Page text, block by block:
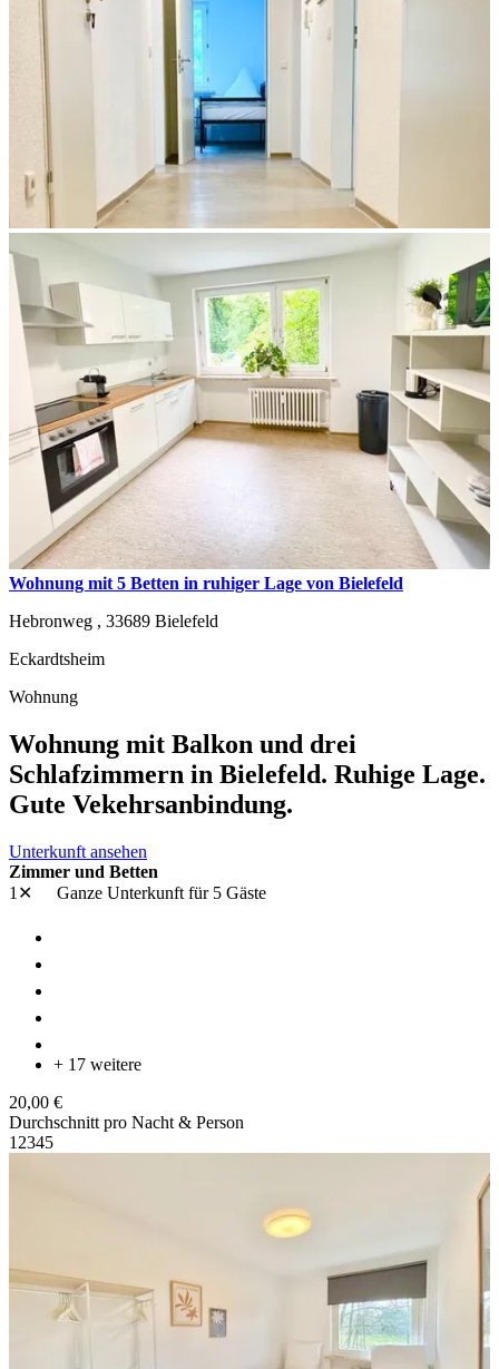
Wohnung mit 5 Betten in ruhiger Lage von Bielefeld
Hebronweg , 33689 Bielefeld
Eckardtsheim
Wohnung
Wohnung mit Balkon und drei
Schlafzimmern in Bielefeld. Ruhige Lage.
Gute Vekehrsanbindung.
Unterkunft ansehen
Zimmer und Betten
1✕
Ganze Unterkunft für 5 Gäste
+ 17 weitere
20,00 €
Durchschnitt pro Nacht & Person
1 2345